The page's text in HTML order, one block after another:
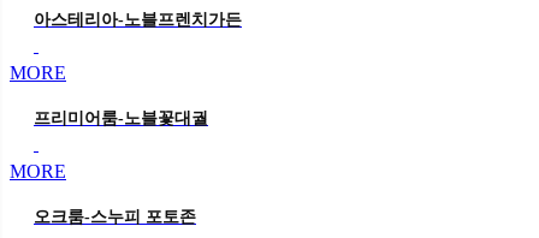
아스테리아-노블프렌치가든
MORE
프리미어룸-노블꽃대궐
MORE
오크룸-스누피 포토존